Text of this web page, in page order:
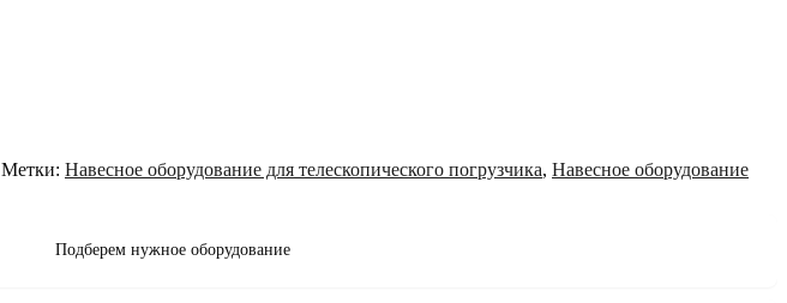
Метки: Навесное оборудование для телескопического погрузчика, Навесное оборудование
Подберем нужное оборудование